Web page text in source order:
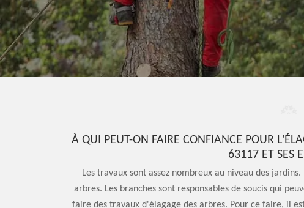
À QUI PEUT-ON FAIRE CONFIANCE POUR
63117 ET SES
Les travaux sont assez nombreux au niveau des
arbres. Les branches sont responsables de soucis qui
faire des travaux d'élagage des arbres. Pour ce faire, il